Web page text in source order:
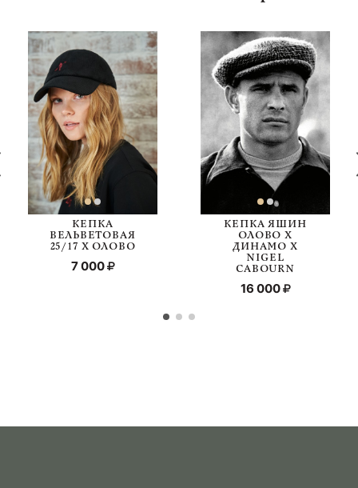
КЕПКА
ВЕЛЬВЕТОВАЯ
25/17 Х ОЛОВО
7 000
КЕПКА ЯШИН
ОЛОВО Х
ДИНАМО Х
NIGEL
CABOURN
16 000